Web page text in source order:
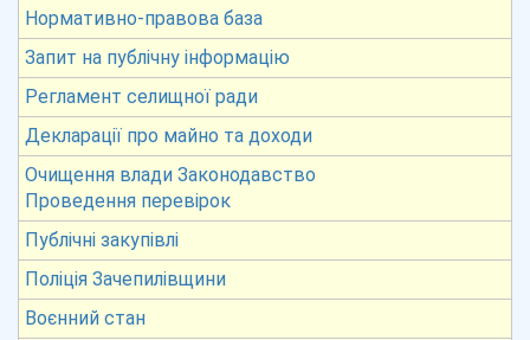
Нормативно-правова база
Запит на публічну інформацію
Регламент селищної ради
Декларації про майно та доходи
Очищення влади Законодавство
Проведення перевірок
Публічні закупівлі
Поліція Зачепилівщини
Воєнний стан